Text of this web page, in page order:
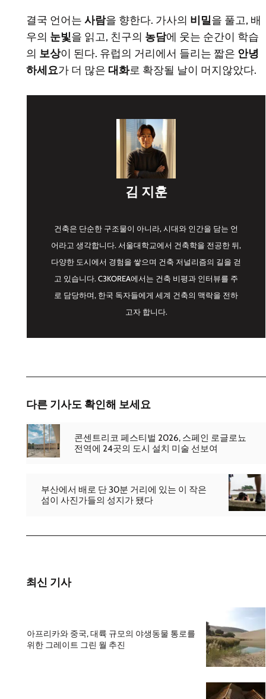
결국 언어는 사람을 향한다. 가사의 비밀을 풀고, 배
우의 눈빛을 읽고, 친구의 농담에 웃는 순간이 학습
의 보상이 된다. 유럽의 거리에서 들리는 짧은 안녕
하세요가 더 많은 대화로 확장될 날이 머지않았다.
김 지훈
건축은 단순한 구조물이 아니라, 시대와 인간을 담는 언
어라고 생각합니다. 서울대학교에서 건축학을 전공한 뒤,
다양한 도시에서 경험을 쌓으며 건축 저널리즘의 길을 걷
고 있습니다. C3KOREA에서는 건축 비평과 인터뷰를 주
로 담당하며, 한국 독자들에게 세계 건축의 맥락을 전하
고자 합니다.
다른 기사도 확인해 보세요
콘센트리코 페스티벌 2026, 스페인 로글로뇨
전역에 24곳의 도시 설치 미술 선보여
부산에서 배로 단 30분 거리에 있는 이 작은
섬이 사진가들의 성지가 됐다
최신 기사
아프리카와 중국, 대륙 규모의 야생동물 통로를
위한 그레이트 그린 월 추진